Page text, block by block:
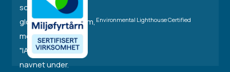
Environmental Lighthouse Certified